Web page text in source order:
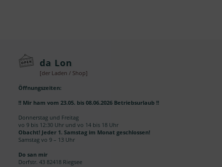
da Lon
[der Laden / Shop]
Öffnungszeiten:
!! Mir ham vom 23.05. bis 08.06.2026 Betriebsurlaub !!
Donnerstag und Freitag
vo 9 bis 12:30 Uhr und vo 14 bis 18 Uhr
Obacht! Jeder 1. Samstag im Monat geschlossen!
Samstag vo 9 – 13 Uhr
Do san mir
Dorfstr. 43 82418 Riegsee